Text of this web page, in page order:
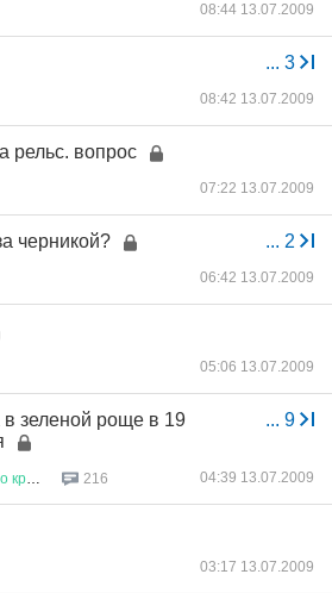
08:44 13.07.2009
... 3
08:42 13.07.2009
рельс. вопрос
07:22 13.07.2009
... 2
черникой?
06:42 13.07.2009
05:06 13.07.2009
... 9
зеленой роще в 19
криз 216 04:39 13.07.2009
03:17 13.07.2009